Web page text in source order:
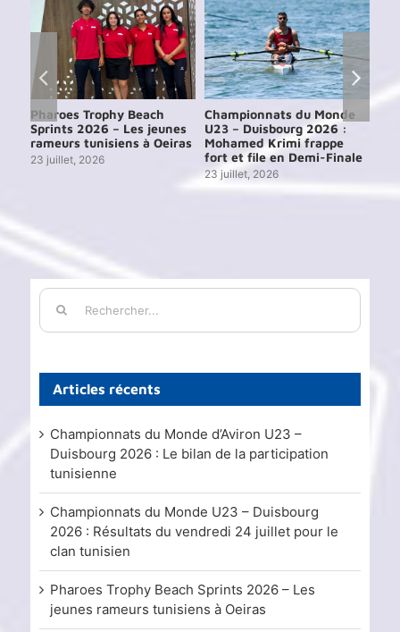
Pharoes Trophy Beach
Sprints 2026 – Les jeunes
rameurs tunisiens à Oeiras
23 juillet, 2026
Championnats du Monde
U23 – Duisbourg 2026 :
Mohamed Krimi frappe
fort et file en Demi-Finale
23 juillet, 2026
Rechercher:
Articles récents
Championnats du Monde d’Aviron U23 –
Duisbourg 2026 : Le bilan de la participation
tunisienne
Championnats du Monde U23 – Duisbourg
2026 : Résultats du vendredi 24 juillet pour le
clan tunisien
Pharoes Trophy Beach Sprints 2026 – Les
jeunes rameurs tunisiens à Oeiras